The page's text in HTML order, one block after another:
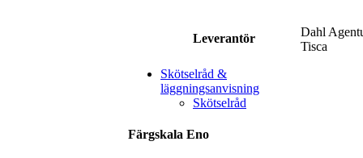
Leverantör
Dahl
Tisca
Skötselråd &
läggningsanvisning
Skötselråd
Färgskala Eno